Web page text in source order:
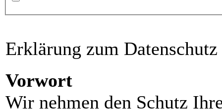
Erklärung zum
Vorwort
Wir nehmen den Schutz